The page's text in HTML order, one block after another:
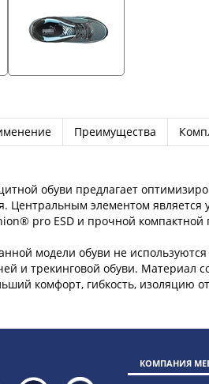
Преимущества
обуви предлагает
Центральным элементом
pro ESD и прочной
модели обуви не
и трекинговой обуви. Материал
комфорт, гибкость, изоляцию
КОМПАНИЯ